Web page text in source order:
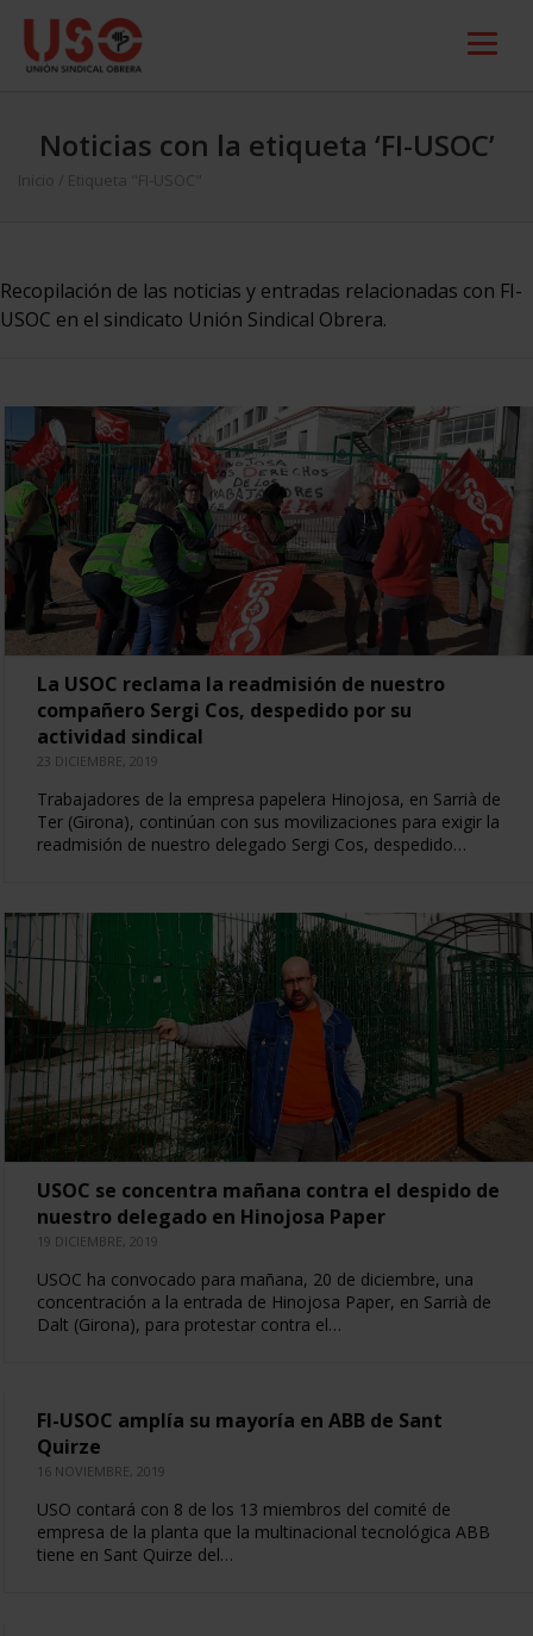
Noticias con la etiqueta ‘FI-USOC’
Inicio Etiqueta "FI-USOC"
Recopilación de las noticias y entradas relacionadas con FI-
USOC en el sindicato Unión Sindical Obrera.
La USOC reclama la readmisión de nuestro
compañero Sergi Cos, despedido por su
actividad sindical
23 DICIEMBRE, 2019
Trabajadores de la empresa papelera Hinojosa, en Sarrià de
Ter (Girona), continúan con sus movilizaciones para exigir la
readmisión de nuestro delegado Sergi Cos, despedido…
USOC se concentra mañana contra el despido de
nuestro delegado en Hinojosa Paper
19 DICIEMBRE, 2019
USOC ha convocado para mañana, 20 de diciembre, una
concentración a la entrada de Hinojosa Paper, en Sarrià de
Dalt (Girona), para protestar contra el…
FI-USOC amplía su mayoría en ABB de Sant
Quirze
16 NOVIEMBRE, 2019
USO contará con 8 de los 13 miembros del comité de
empresa de la planta que la multinacional tecnológica ABB
tiene en Sant Quirze del…